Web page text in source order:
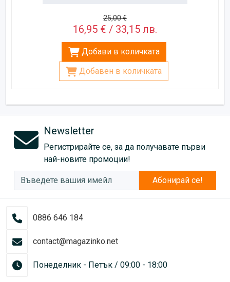
25,00 €
16,95 € / 33,15 лв.
Добави в количката
Добавен в количката
Newsletter
Регистрирайте се, за да получавате първи
най-новите промоции!
Абонирай се!
0886 646 184
contact@magazinko.net
Понеделник - Петък / 09:00 - 18:00